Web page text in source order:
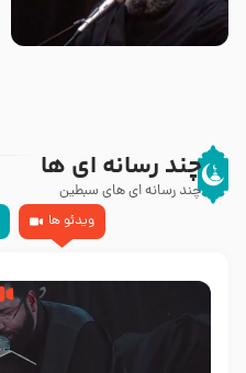
سلام جوانی که امام حسین علیه
السلام خودش جوابش را دادند
چند رسانه ای ها
چند رسانه ای های سبطین
ویدئو ها